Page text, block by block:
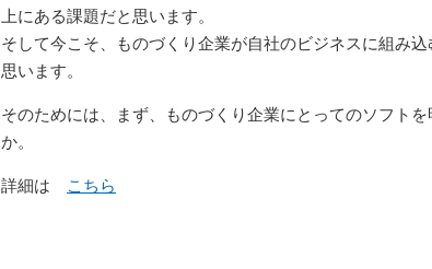
上にある課題だと思います。
そして今こそ、ものづくり企業が自社のビジネスに組み
思います。
そのためには、まず、ものづくり企業にとってのソフト
か。
詳細は こちら